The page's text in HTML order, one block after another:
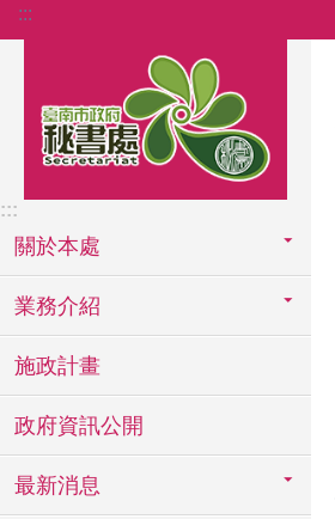
跳到主要內容區塊
:::
:::
關於本處
業務介紹
施政計畫
政府資訊公開
最新消息